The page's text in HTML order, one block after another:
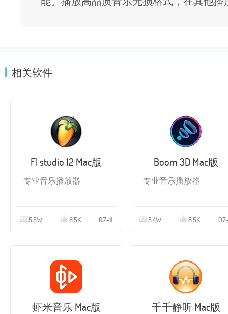
相关软件
Fl studio 12 Mac版
专业音乐播放器
5.5W 8.5K 07-11
Boom 3D Mac版
专业音乐播放器
5.4W 8.5K 07-
虾米音乐 Mac版 千千静听 Mac版